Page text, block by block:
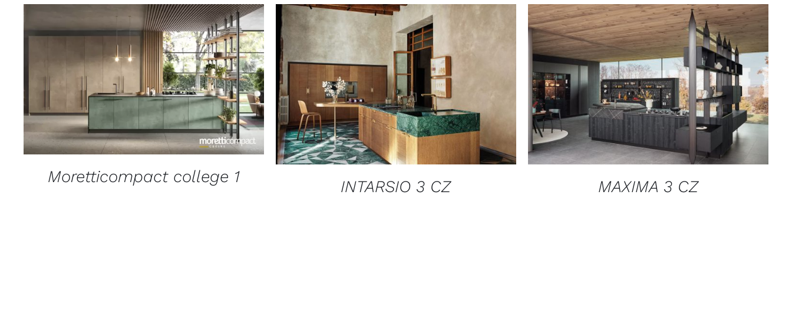
QUICK VIEW
Moretticompact college 1
ADD TO CART / QUICK VIEW
INTARSIO 3 CZ
QUICK VIEW
MAXIMA 3 CZ